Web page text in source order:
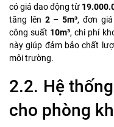
có giá dao động từ
tăng lên 2 – 5m³, đơn
công suất 10m³, chi phí
này giúp đảm bảo chất
môi trường.
2.2. Hệ
cho phòng